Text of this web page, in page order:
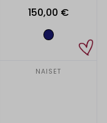
150,00 €
NAISET